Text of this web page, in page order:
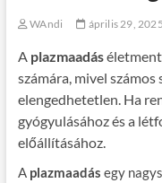
WAndi április 29, 2025
A plazmaadás
számára, mivel számos
elengedhetetlen. Ha
gyógyulásához és a
előállításához.
A plazmaadás egy